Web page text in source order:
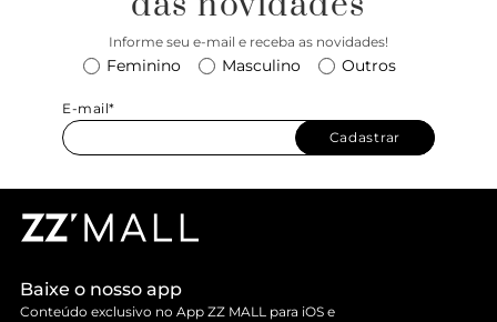
chamar de sua.
Informe seu e-mail e receba as novidades!
Feminino Masculino Outros
E-mail*
Cadastrar
Baixe o nosso app
Conteúdo exclusivo no App ZZ MALL para iOS e